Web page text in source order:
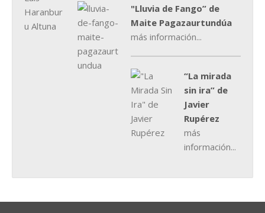
"Lluvia de Fango” de
Maite Pagazaurtundúa
más información...
“La mirada
sin ira” de
Javier
Rupérez
más
información...